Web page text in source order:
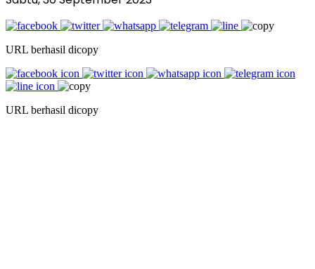
URL berhasil dicopy
URL berhasil dicopy